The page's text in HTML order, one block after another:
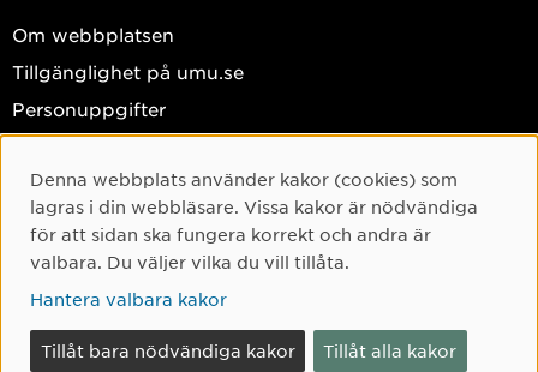
Om webbplatsen
Tillgänglighet på umu.se
Personuppgifter
Instagram
TikTok
Youtube
LinkedIn
Cookie-samtycke
Denna webbplats använder kakor (cookies) som
lagras i din webbläsare. Vissa kakor är nödvändiga
för att sidan ska fungera korrekt och andra är
valbara. Du väljer vilka du vill tillåta.
Hantera valbara kakor
Tillåt bara nödvändiga kakor Tillåt alla kakor